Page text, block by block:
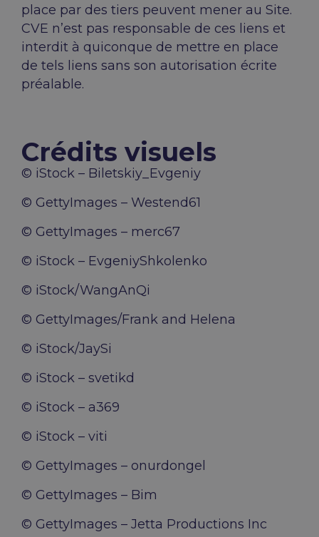
place par des tiers peuvent mener au Site.
CVE n’est pas responsable de ces liens et
interdit à quiconque de mettre en place
de tels liens sans son autorisation écrite
préalable.
Crédits visuels
© iStock – Biletskiy_Evgeniy
© GettyImages – Westend61
© GettyImages – merc67
© iStock – EvgeniyShkolenko
© iStock/WangAnQi
© GettyImages/Frank and Helena
© iStock/JaySi
© iStock – svetikd
© iStock – a369
© iStock – viti
© GettyImages – onurdongel
© GettyImages – Bim
© GettyImages – Jetta Productions Inc